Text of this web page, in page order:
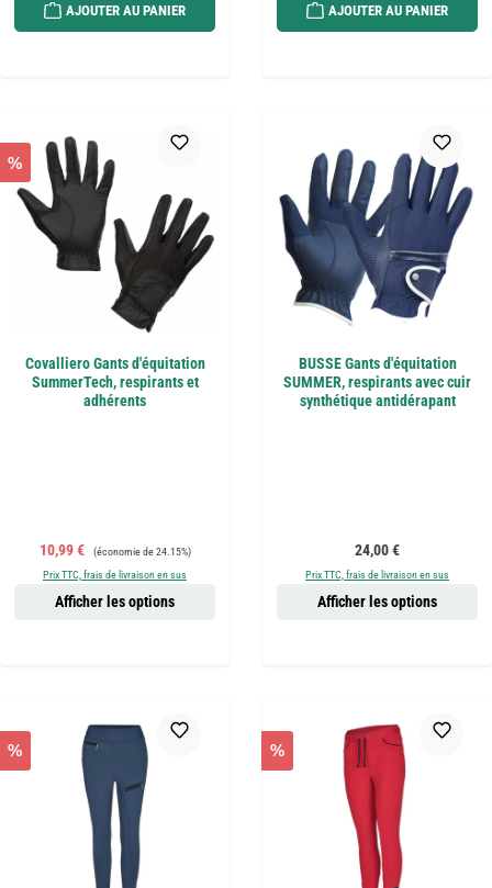
AJOUTER AU PANIER AJOUTER AU PANIER
%
Covalliero Gants d'équitation
SummerTech, respirants et
adhérents
Prix de vente :
10,99 € Prix régulier :
(économie de 24.15%)
Prix TTC, frais de livraison en sus
Afficher les options
BUSSE Gants d'équitation
SUMMER, respirants avec cuir
synthétique antidérapant
Prix régulier :
24,00 €
Prix TTC, frais de livraison en sus
Afficher les options
% %